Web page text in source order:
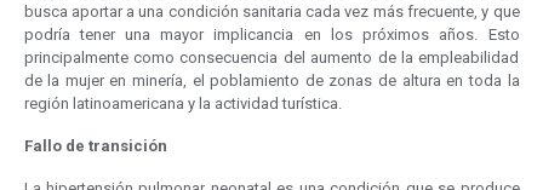
busca aportar a una condición sanitaria cada vez más frecuente, y que
podría tener una mayor implicancia en los próximos años. Esto
principalmente como consecuencia del aumento de la empleabilidad
de la mujer en minería, el poblamiento de zonas de altura en toda la
región latinoamericana y la actividad turística.
Fallo de transición